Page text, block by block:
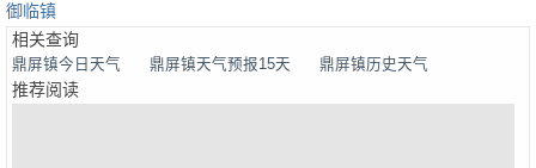
御临镇
相关查询
鼎屏镇今日天气 鼎屏镇天气预报15天 鼎屏镇历史天气
推荐阅读